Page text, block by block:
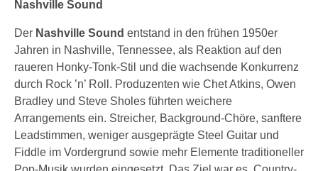
Nashville Sound
Der Nashville Sound entstand in den frühen 1950er
Jahren in Nashville, Tennessee, als Reaktion auf den
raueren Honky-Tonk-Stil und die wachsende Konkurrenz
durch Rock ’n’ Roll. Produzenten wie Chet Atkins, Owen
Bradley und Steve Sholes führten weichere
Arrangements ein. Streicher, Background-Chöre, sanftere
Leadstimmen, weniger ausgeprägte Steel Guitar und
Fiddle im Vordergrund sowie mehr Elemente traditioneller